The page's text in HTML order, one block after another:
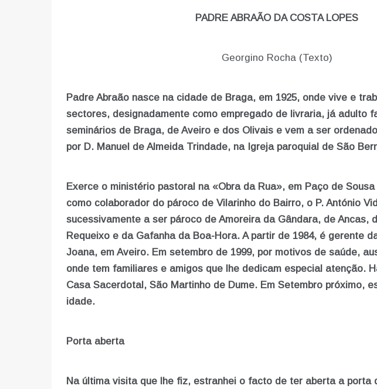
PADRE ABRAÃO DA COSTA LOPES
Georgino Rocha (Texto)
Padre Abraão nasce na cidade de Braga, em 1925, onde vive e
sectores, designadamente como empregado de livraria, já adulto
seminários de Braga, de Aveiro e dos Olivais e vem a ser
por D. Manuel de Almeida Trindade, na Igreja paroquial de São
Exerce o ministério pastoral na «Obra da Rua», em Paço de Sousa
como colaborador do pároco de Vilarinho do Bairro, o P. António
sucessivamente a ser pároco de Amoreira da Gândara, de Ancas,
Requeixo e da Gafanha da Boa-Hora. A partir de 1984, é gerente
Joana, em Aveiro. Em setembro de 1999, por motivos de saúde,
onde tem familiares e amigos que lhe dedicam especial atenção.
Casa Sacerdotal, São Martinho de Dume. Em Setembro próximo,
idade.
Porta aberta
Na última visita que lhe fiz, estranhei o facto de ter aberta a porta